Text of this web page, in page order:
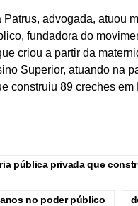
Patrus, advogada, atuou
fundadora do
criou a partir da
Superior, atuando na
construiu 89 creches em
pública privada que
no poder público